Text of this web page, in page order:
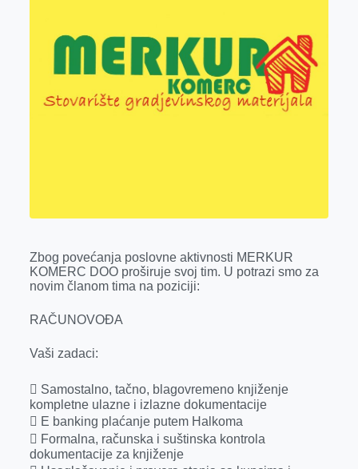
k
e
r
n
Zbog povećanja poslovne aktivnosti MERKUR
KOMERC DOO proširuje svoj tim. U potrazi smo za
novim članom tima na poziciji:
RAČUNOVOĐA
Vaši zadaci:
 Samostalno, tačno, blagovremeno knjiženje
kompletne ulazne i izlazne dokumentacije
 E banking plaćanje putem Halkoma
 Formalna, računska i suštinska kontrola
dokumentacije za knjiženje